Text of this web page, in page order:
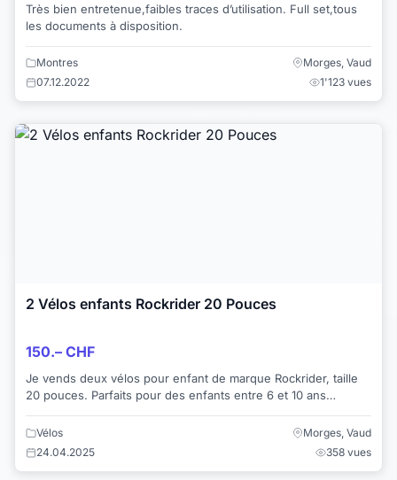
Très bien entretenue,faibles traces d’utilisation. Full set,tous
les documents à disposition.
Montres
Morges, Vaud
07.12.2022
1'123 vues
2 Vélos enfants Rockrider 20 Pouces
150.– CHF
Je vends deux vélos pour enfant de marque Rockrider, taille
20 pouces. Parfaits pour des enfants entre 6 et 10 ans
Vélos
Morges, Vaud
24.04.2025
358 vues